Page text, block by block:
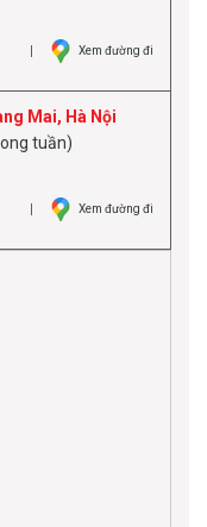
Xem đường đi
Mai, Hà Nội
tuần)
Xem đường đi